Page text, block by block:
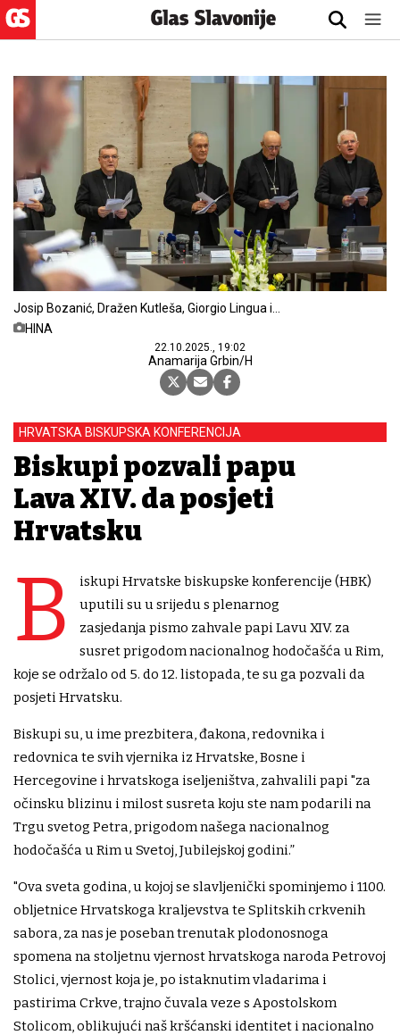
Josip Bozanić, Dražen Kutleša, Giorgio Lingua i
Mate Uzinić
HINA
22.10.2025., 19:02
Anamarija Grbin/H
HRVATSKA BISKUPSKA KONFERENCIJA
Biskupi pozvali papu
Lava XIV. da posjeti
Hrvatsku
B
iskupi Hrvatske biskupske konferencije (HBK)
uputili su u srijedu s plenarnog
zasjedanja pismo zahvale papi Lavu XIV. za
susret prigodom nacionalnog hodočašća u Rim,
koje se održalo od 5. do 12. listopada, te su ga pozvali da
posjeti Hrvatsku.
Biskupi su, u ime prezbitera, đakona, redovnika i
redovnica te svih vjernika iz Hrvatske, Bosne i
Hercegovine i hrvatskoga iseljeništva, zahvalili papi "za
očinsku blizinu i milost susreta koju ste nam podarili na
Trgu svetog Petra, prigodom našega nacionalnog
hodočašća u Rim u Svetoj, Jubilejskoj godini.”
"Ova sveta godina, u kojoj se slavljenički spominjemo i 1100.
obljetnice Hrvatskoga kraljevstva te Splitskih crkvenih
sabora, za nas je poseban trenutak plodonosnoga
spomena na stoljetnu vjernost hrvatskoga naroda Petrovoj
Stolici, vjernost koja je, po istaknutim vladarima i
pastirima Crkve, trajno čuvala veze s Apostolskom
Stolicom, oblikujući naš kršćanski identitet i nacionalno